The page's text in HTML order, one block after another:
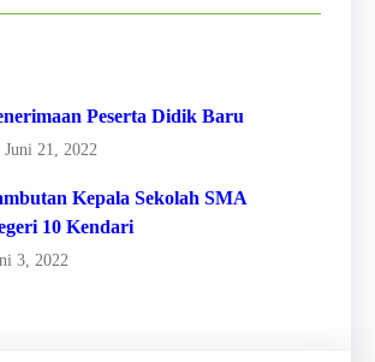
Peserta Didik Baru
Juni 21, 2022
Kepala Sekolah SMA
10 Kendari
3, 2022